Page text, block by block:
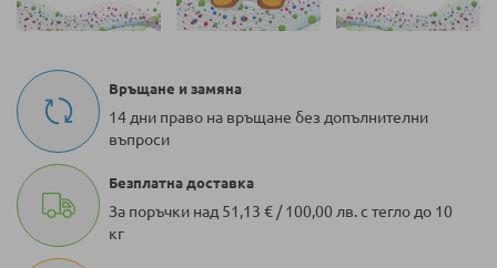
Връщане и замяна
14 дни право на връщане без допълнителни
въпроси
Безплатна доставка
За поръчки над 51,13 € / 100,00 лв. с тегло до 10
кг